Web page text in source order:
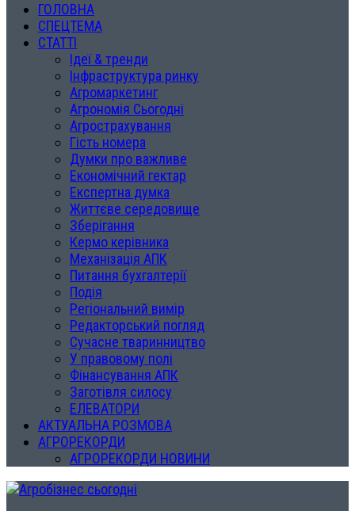
ГОЛОВНА
СПЕЦТЕМА
СТАТТІ
Ідеї & тренди
Інфраструктура ринку
Агромаркетинг
Агрономія Сьогодні
Агрострахування
Гість номера
Думки про важливе
Економічний гектар
Експертна думка
Життєве середовище
Зберігання
Кермо керівника
Механізація АПК
Питання бухгалтерії
Подія
Регіональний вимір
Редакторський погляд
Сучасне тваринництво
У правовому полі
Фінансування АПК
Заготівля силосу
ЕЛЕВАТОРИ
АКТУАЛЬНА РОЗМОВА
АГРОРЕКОРДИ
АГРОРЕКОРДИ НОВИНИ